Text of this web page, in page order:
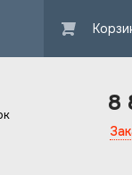
8